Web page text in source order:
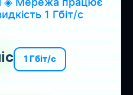
1 Гбіт/с
1 Гбіт/с